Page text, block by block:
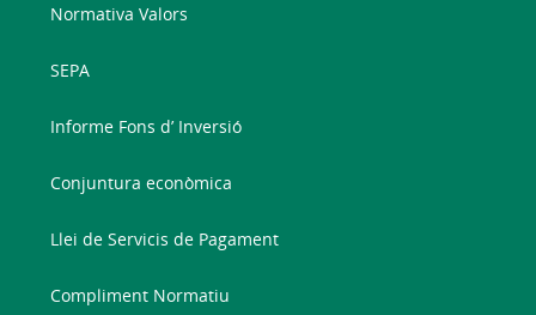
Normativa Valors
SEPA
Informe Fons d’ Inversió
Conjuntura econòmica
Llei de Servicis de Pagament
Compliment Normatiu